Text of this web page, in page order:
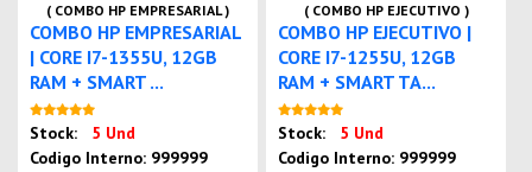
( COMBO HP EMPRESARIAL )
COMBO HP EMPRESARIAL
| CORE I7-1355U, 12GB
RAM + SMART ...
Stock:
5 Und
Codigo Interno: 999999
( COMBO HP EJECUTIVO )
COMBO HP EJECUTIVO |
CORE I7-1255U, 12GB
RAM + SMART TA...
Stock:
5 Und
Codigo Interno: 999999